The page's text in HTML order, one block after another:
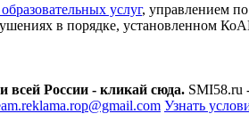
услуг, управлением
в порядке, установленном
всей России - кликай сюда. SMI58.ru
Узнать